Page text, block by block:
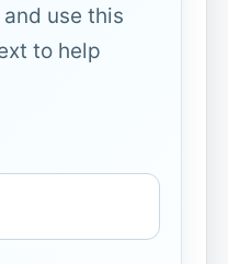
use this
to help